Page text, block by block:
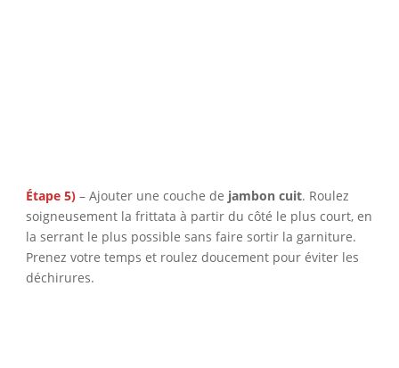
Étape 5)– Ajouter une couche de jambon cuit. Roulez
soigneusement la frittata à partir du côté le plus court, en
la serrant le plus possible sans faire sortir la garniture.
Prenez votre temps et roulez doucement pour éviter les
déchirures.